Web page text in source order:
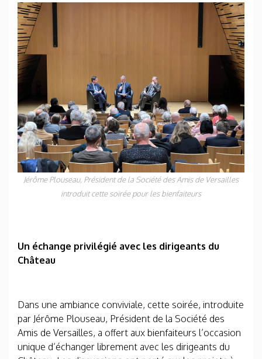
Jérôme Plouseau, Président de la Société des Amis de Versailles
introduit cette soirée pour les bienfaiteurs
Un échange privilégié avec les dirigeants du
Château
Dans une ambiance conviviale, cette soirée, introduite
par Jérôme Plouseau, Président de la Société des
Amis de Versailles, a offert aux bienfaiteurs l’occasion
unique d’échanger librement avec les dirigeants du